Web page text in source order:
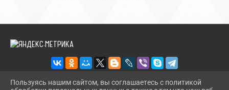
Пользуясь нашим сайтом, вы соглашаетесь с политикой